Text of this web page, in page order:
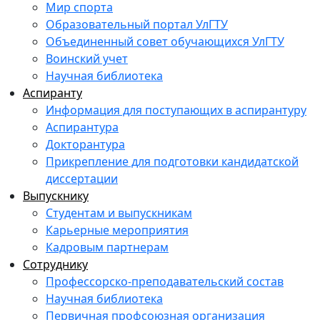
Мир спорта
Образовательный портал УлГТУ
Объединенный совет обучающихся УлГТУ
Воинский учет
Научная библиотека
Аспиранту
Информация для поступающих в аспирантуру
Аспирантура
Докторантура
Прикрепление для подготовки кандидатской
диссертации
Выпускнику
Студентам и выпускникам
Карьерные мероприятия
Кадровым партнерам
Сотруднику
Профессорско-преподавательский состав
Научная библиотека
Первичная профсоюзная организация